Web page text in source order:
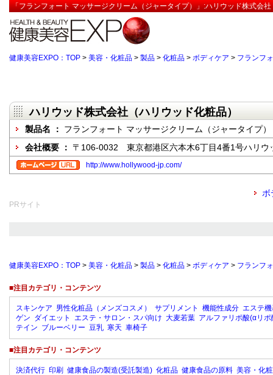
「フランフォート マッサージクリーム（ジャータイプ）」:ハリウッド株式会
健康美容EXPO：TOP > 美容・化粧品 > 製品 > 化粧品 > ボディケア > フランフ
ハリウッド株式会社（ハリウッド化粧品）
製品名 ： フランフォート マッサージクリーム（ジャータイプ）
会社概要 ： 〒106-0032 東京都港区六本木6丁目4番1号ハリウ
http://www.hollywood-jp.com/
ボ
PRサイト
健康美容EXPO：TOP > 美容・化粧品 > 製品 > 化粧品 > ボディケア > フランフ
■注目カテゴリ・コンテンツ
スキンケア 男性化粧品（メンズコスメ） サプリメント 機能性成分 エステ
ゲン ダイエット エステ・サロン・スパ向け 大麦若葉 アルファリポ酸(αリポ
テイン ブルーベリー 豆乳 寒天 車椅子
■注目カテゴリ・コンテンツ
決済代行 印刷 健康食品の製造(受託製造) 化粧品 健康食品の原料 美容・化